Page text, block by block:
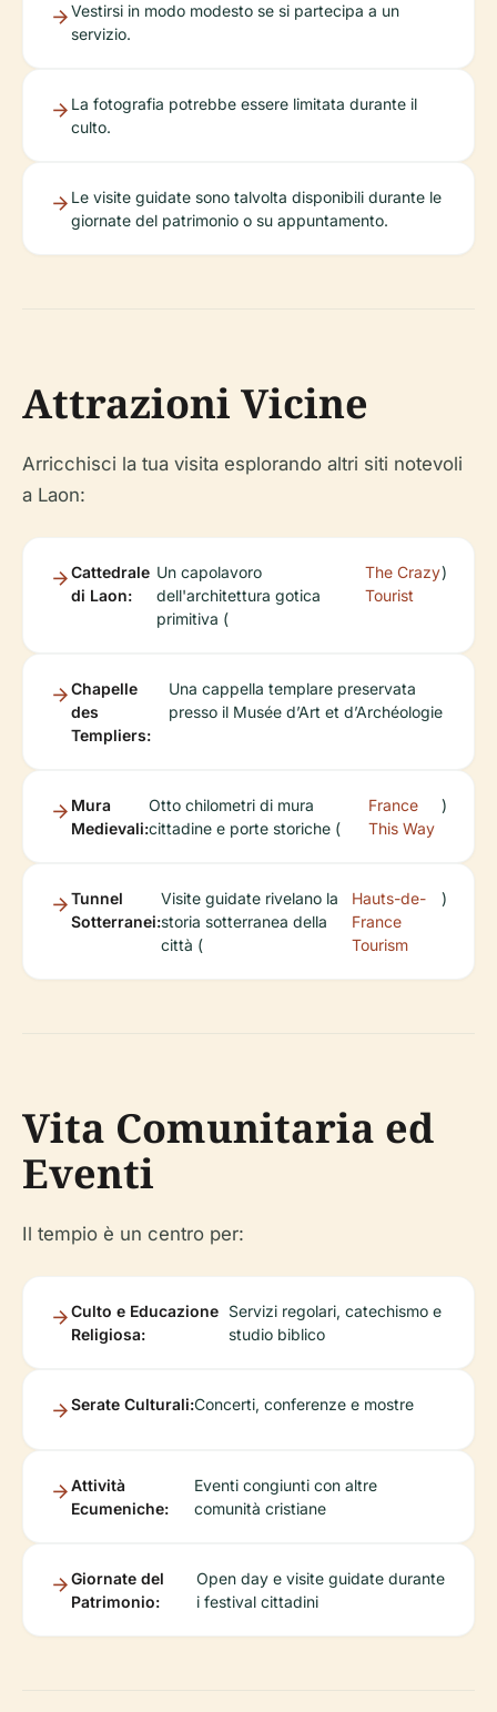
Vestirsi in modo modesto se si partecipa a un
servizio.
La fotografia potrebbe essere limitata durante il
culto.
Le visite guidate sono talvolta disponibili durante le
giornate del patrimonio o su appuntamento.
Attrazioni Vicine
Arricchisci la tua visita esplorando altri siti notevoli
a Laon:
Cattedrale
di Laon:
Un capolavoro
dell'architettura gotica
primitiva (
The Crazy
Tourist
)
Chapelle
des
Templiers:
Una cappella templare preservata
presso il Musée d’Art et d’Archéologie
Mura
Medievali:
Otto chilometri di mura
cittadine e porte storiche (
France
This Way
)
Tunnel
Sotterranei:
Visite guidate rivelano la
storia sotterranea della
città (
Hauts-de-
France
Tourism
)
Vita Comunitaria ed
Eventi
Il tempio è un centro per:
Culto e Educazione
Religiosa:
Servizi regolari, catechismo e
studio biblico
Serate Culturali:Concerti, conferenze e mostre
Attività
Ecumeniche:
Eventi congiunti con altre
comunità cristiane
Giornate del
Patrimonio:
Open day e visite guidate durante
i festival cittadini